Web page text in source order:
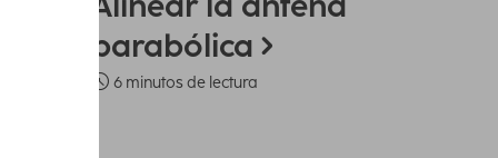
parabólica
6 minutos de lectura